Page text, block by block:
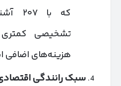
که
تشخیصی کمتری
هزینه‌های اضافی
سبک رانندگی